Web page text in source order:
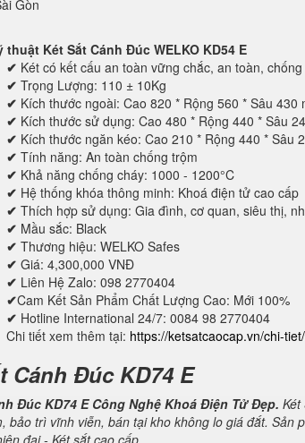
thuật Két Sắt Cánh Đúc WELKO KD54 E
✔ Két có kết cấu an toàn vững chắc, an toàn,
✔ Trọng Lượng: 110 ± 10Kg
✔ Kích thước ngoài: Cao 820 * Rộng 560 * Sâu 430
✔ Kích thước sử dụng: Cao 480 * Rộng 440 * Sâu
✔ Kích thước ngăn kéo: Cao 210 * Rộng 440 * Sâu
✔ Tính năng: An toàn chống trộm
✔ Khả năng chống cháy: 1000 - 1200°C
✔ Hệ thống khóa thông minh: Khoá điện tử cao cấp
✔ Thích hợp sử dụng: Gia đình, cơ quan, siêu thị,
✔ Mầu sắc: Black
✔ Thương hiệu: WELKO Safes
✔ Giá: 4,300,000 VNĐ
✔ Liên Hệ Zalo: 098 2770404
✔Cam Kết Sản Phẩm Chất Lượng Cao: Mới 100%
✔ Hotline International 24/7: 0084 98 2770404
Chi tiết xem thêm tại: https://ketsatcaocap.vn/chi-
Cánh Đúc KD74 E
Đúc KD74 E Công Nghệ Khoá Điện Tử Đẹp. Két
bảo trì vĩnh viễn, bán tại kho không lo giá đắt.
đại - Két sắt cao cấp.